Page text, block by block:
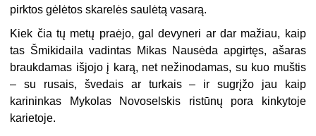
pirktos gėlėtos skarelės saulėtą vasarą.
Kiek čia tų metų praėjo, gal devyneri ar dar mažiau, kaip
tas Šmikidaila vadintas Mikas Nausėda apgirtęs, ašaras
braukdamas išjojo į karą, net nežinodamas, su kuo muštis
– su rusais, švedais ar turkais – ir sugrįžo jau kaip
karininkas Mykolas Novoselskis ristūnų pora kinkytoje
karietoje.